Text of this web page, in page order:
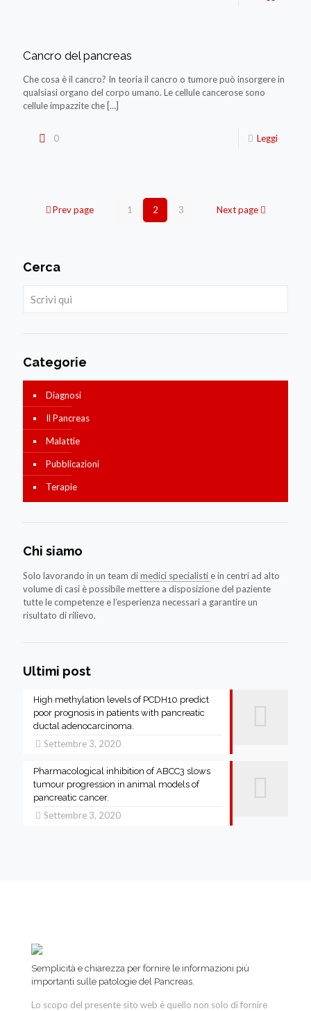
Cancro del pancreas
Che cosa è il cancro? In teoria il cancro o tumore può insorgere in
qualsiasi organo del corpo umano. Le cellule cancerose sono
cellule impazzite che […]
0 Leggi
Prev page 1 2 3 Next page
Cerca
Categorie
Diagnosi
Il Pancreas
Malattie
Pubblicazioni
Terapie
Chi siamo
Solo lavorando in un team dimedici specialistie in centri ad alto
volume di casi è possibile mettere a disposizione del paziente
tutte le competenze e l’esperienza necessari a garantire un
risultato di rilievo.
Ultimi post
High methylation levels of PCDH10 predict
poor prognosis in patients with pancreatic
ductal adenocarcinoma.
Settembre 3, 2020
Pharmacological inhibition of ABCC3 slows
tumour progression in animal models of
pancreatic cancer.
Settembre 3, 2020
Semplicità e chiarezza per fornire le informazioni più
importanti sulle patologie del Pancreas.
Lo scopo del presente sito web è quello non solo di fornire